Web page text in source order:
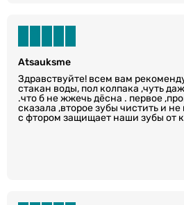
Atsauksme
Здравствуйте! всем вам
стакан воды, пол колпака ,чуть
.что б не жжечь дёсна . первое
сказала ,второе зубы чистить и
с фтором защищает наши зубы от